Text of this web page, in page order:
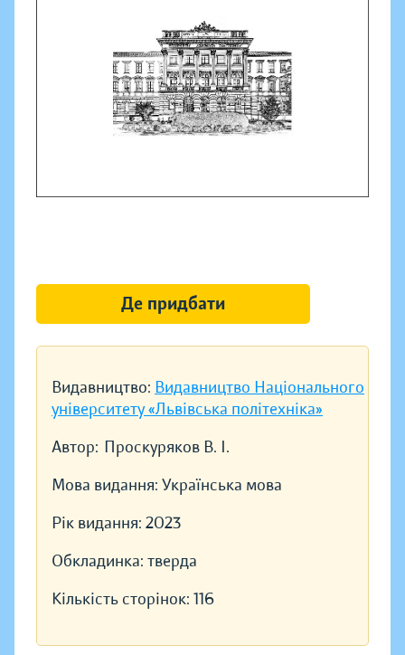
Видавництво: Видавництво Національного
університету «Львівська політехніка»
Автор: Проскуряков В. І.
Мова видання: Українська мова
Рік видання: 2023
Обкладинка: тверда
Кількість сторінок: 116
Де придбати